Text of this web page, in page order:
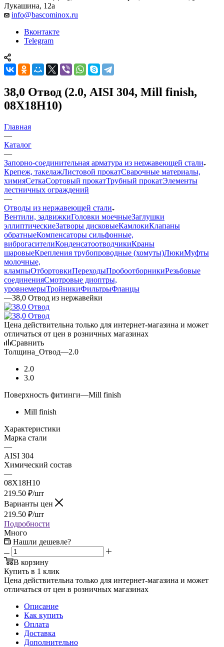
Лукашина, 12а
info@bascominox.ru
Вконтакте
Telegram
38,0 Отвод (2.0, AISI 304, Mill finish,
08Х18Н10)
Главная
—
Каталог
—
Запорно-соединительная арматура из нержавеющей стали
Крепеж, такелажЛистовой прокатСварочные материалы,
химияСеткаСортовый прокатТрубный прокатЭлементы
лестничных ограждений
—
Отводы из нержавеющей стали
Вентили, задвижкиГоловки моечныеЗаглушки
эллиптическиеЗатворы дисковыеКамлокиКлапаны
обратныеКомпенсаторы сильфонные,
виброгасителиКонденсатоотводчикиКраны
шаровыеКрепления трубопроводные (хомуты)ЛюкиМуфты
молочные,
клампыОтбортовкиПереходыПробоотборникиРезьбовые
соединенияСмотровые диоптры,
уровнемерыТройникиФильтрыФланцы
—38,0 Отвод из нержавейки
Цена действительна только для интернет-магазина и может
отличаться от цен в розничных магазинах
Сравнить
Толщина_Отвод—2.0
2.0
3.0
Поверхность фитинги—Mill finish
Mill finish
Характеристики
Марка стали
—
AISI 304
Химический состав
—
08Х18Н10
219.50 ₽/шт
Варианты цен
219.50 ₽/шт
Подробности
Много
Нашли дешевле?
В корзину
Купить в 1 клик
Цена действительна только для интернет-магазина и может
отличаться от цен в розничных магазинах
Описание
Как купить
Оплата
Доставка
Дополнительно